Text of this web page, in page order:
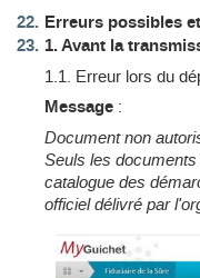
Erreurs possibles
1. Avant la
1.1. Erreur lors du
Message :
Document non
Seuls les
catalogue des
officiel délivré par